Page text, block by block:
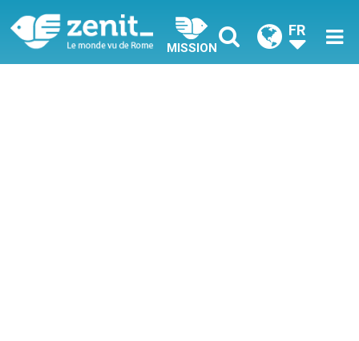
MISSION
FR